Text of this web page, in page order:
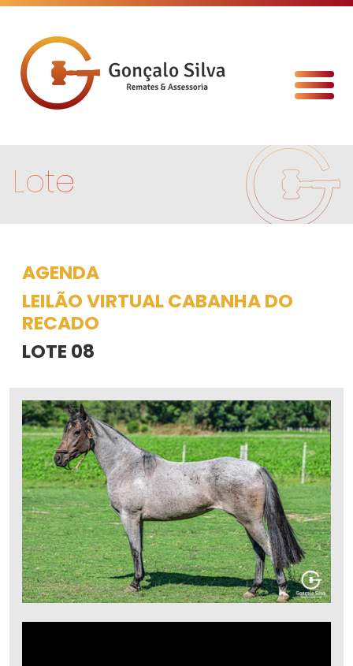
Lote
AGENDA
LEILÃO VIRTUAL CABANHA DO
RECADO
LOTE 08